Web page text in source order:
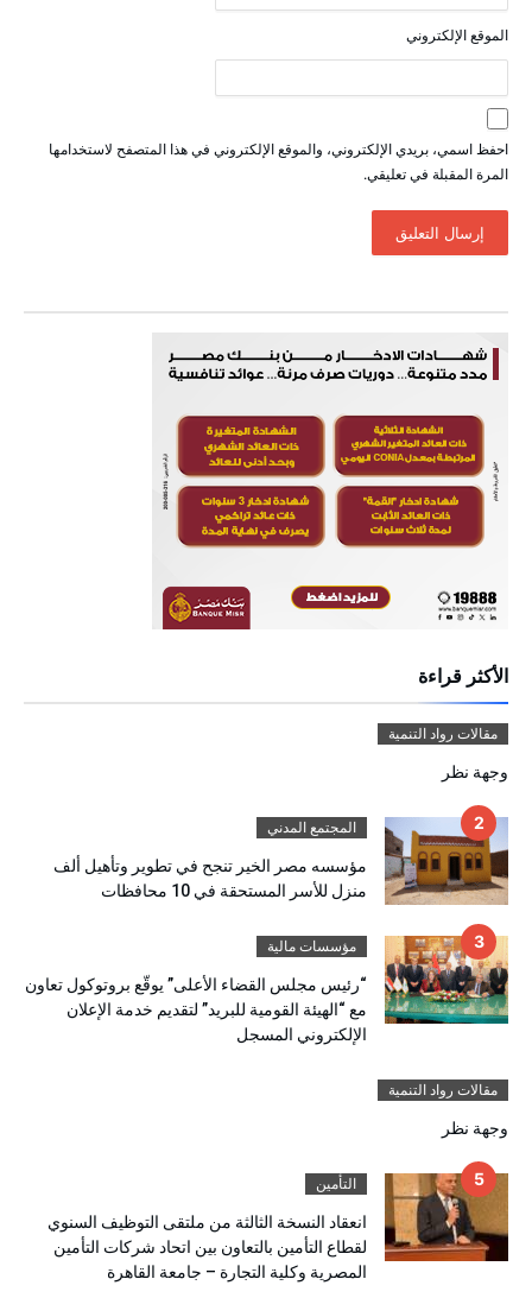
الموقع الإلكتروني
احفظ اسمي، بريدي الإلكتروني، والموقع الإلكتروني في هذا المتصفح لاستخدامها
المرة المقبلة في تعليقي.
الأكثر قراءة
مقالات رواد التنمية
وجهة نظر
المجتمع المدني
مؤسسه مصر الخير تنجح في تطوير وتأهيل ألف
منزل للأسر المستحقة في 10 محافظات
مؤسسات مالية
“رئيس مجلس القضاء الأعلى” يوقّع بروتوكول تعاون
مع “الهيئة القومية للبريد” لتقديم خدمة الإعلان
الإلكتروني المسجل
مقالات رواد التنمية
وجهة نظر
التأمين
انعقاد النسخة الثالثة من ملتقى التوظيف السنوي
لقطاع التأمين بالتعاون بين اتحاد شركات التأمين
المصرية وكلية التجارة – جامعة القاهرة